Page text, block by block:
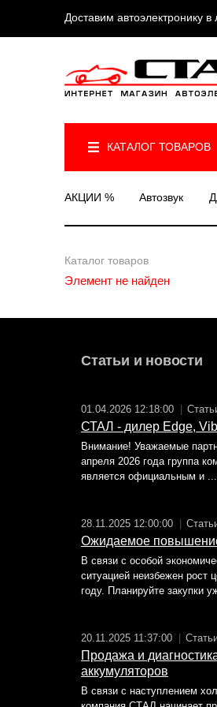
Доставим автоэлектронику
КАТАЛОГ ТОВАРОВ
АКЦИИ % Автозвук
Каталог товаров
Элемент не найден
Статьи и новости
01.04.2026 12:18:00
СТАЛ - дилер Edge,
Внимание! Уважаемые
апреля 2026 года группа
является официальным и ...
28.11.2025 12:00:00
Ожидаемое
В связи с особой
ситуацией неизбежен рост
году. Планируйте закупки
20.11.2025 11:37:00
Продажа и
аккумуляторов
В связи с наступлением